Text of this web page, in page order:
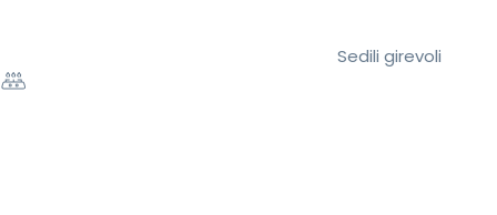
Sedili girevoli